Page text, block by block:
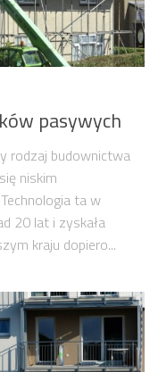
pasywych
rodzaj budownictwa
niskim
ta w
20 lat i zyskała
kraju dopiero...